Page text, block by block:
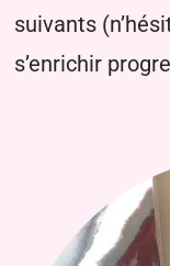
suivants
s’enrichir